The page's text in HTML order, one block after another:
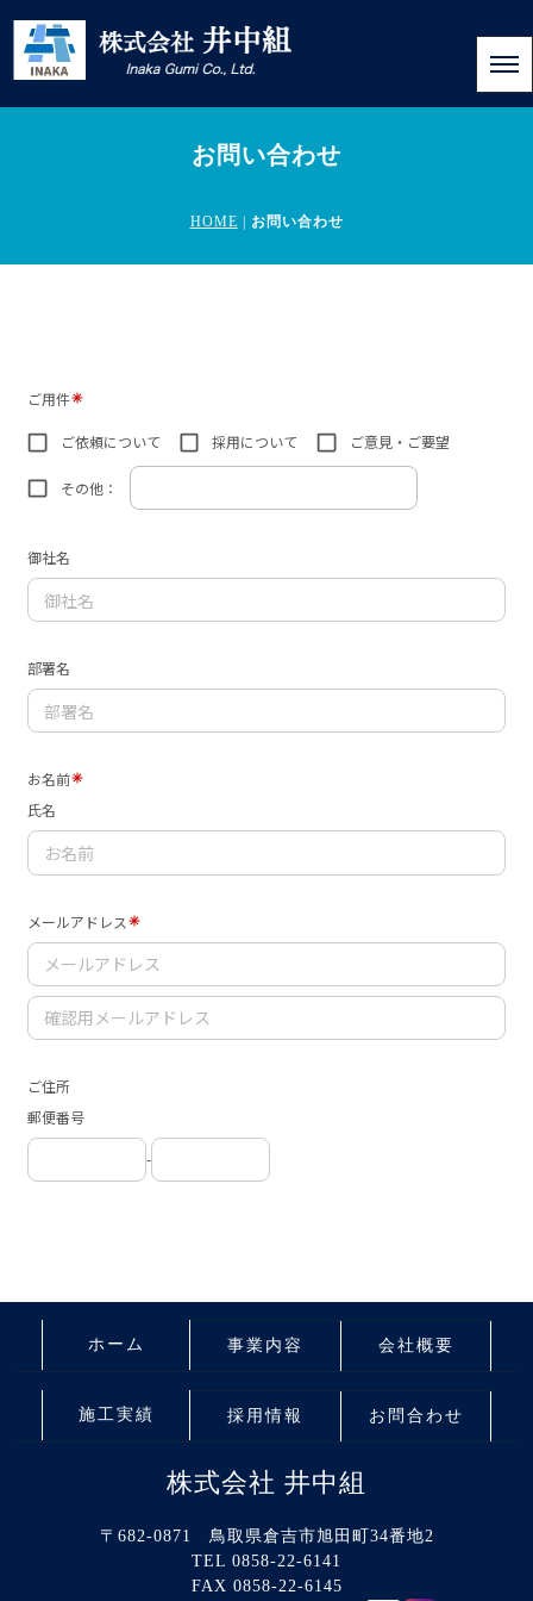
お問い合わせ
HOME お問い合わせ
ホーム 事業内容 会社概要
施工実績 採用情報 お問合わせ
株式会社 井中組
〒682-0871 鳥取県倉吉市旭田町34番地2
TEL 0858-22-6141
FAX 0858-22-6145